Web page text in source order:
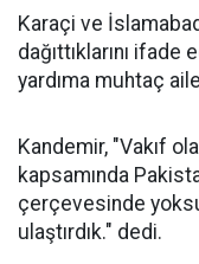
Karaçi ve
dağıttıklarını
yardıma muhtaç
Kandemir, "Vakıf
kapsamında
çerçevesinde
ulaştırdık." dedi.